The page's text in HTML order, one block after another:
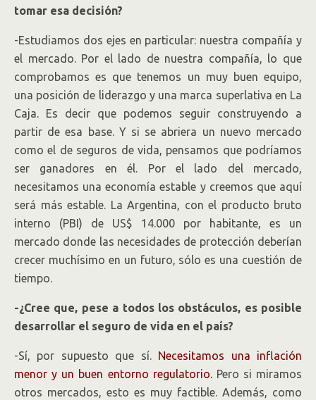
tomar esa decisión?
-Estudiamos dos ejes en particular: nuestra compañía y
el mercado. Por el lado de nuestra compañía, lo que
comprobamos es que tenemos un muy buen equipo,
una posición de liderazgo y una marca superlativa en La
Caja. Es decir que podemos seguir construyendo a
partir de esa base. Y si se abriera un nuevo mercado
como el de seguros de vida, pensamos que podríamos
ser ganadores en él. Por el lado del mercado,
necesitamos una economía estable y creemos que aquí
será más estable. La Argentina, con el producto bruto
interno (PBI) de US$ 14.000 por habitante, es un
mercado donde las necesidades de protección deberían
crecer muchísimo en un futuro, sólo es una cuestión de
tiempo.
-¿Cree que, pese a todos los obstáculos, es posible
desarrollar el seguro de vida en el país?
-Sí, por supuesto que sí. Necesitamos una inflación
menor y un buen entorno regulatorio.Pero si miramos
otros mercados, esto es muy factible. Además, como